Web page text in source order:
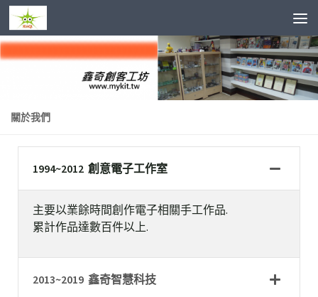
Skip to content
關於我們
1994~2012 創意電子工作室
主要以業餘時間創作電子相關手工作品.
累計作品達數百件以上.
2013~2019 鑫奇智慧科技